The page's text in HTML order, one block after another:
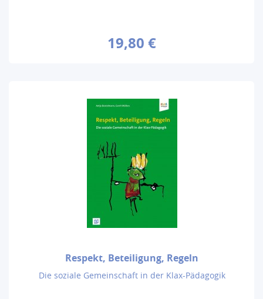
19,80 €
Respekt, Beteiligung, Regeln
Die soziale Gemeinschaft in der Klax-Pädagogik